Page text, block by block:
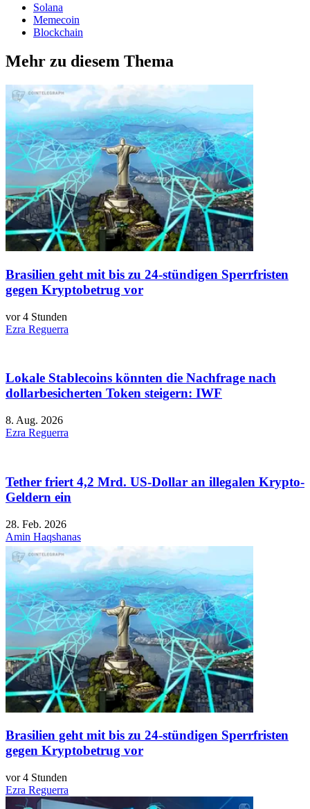
Solana
Memecoin
Blockchain
Mehr zu diesem Thema
Brasilien geht mit bis zu 24-stündigen Sperrfristen
gegen Kryptobetrug vor
vor 4 Stunden
Ezra Reguerra
Lokale Stablecoins könnten die Nachfrage nach
dollarbesicherten Token steigern: IWF
8. Aug. 2026
Ezra Reguerra
Tether friert 4,2 Mrd. US-Dollar an illegalen Krypto-
Geldern ein
28. Feb. 2026
Amin Haqshanas
Brasilien geht mit bis zu 24-stündigen Sperrfristen
gegen Kryptobetrug vor
vor 4 Stunden
Ezra Reguerra